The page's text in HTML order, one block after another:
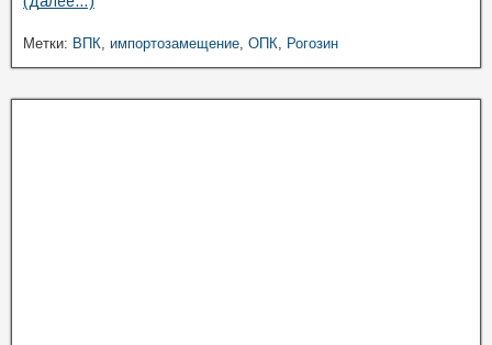
Метки: ВПК, импортозамещение, ОПК, Рогозин